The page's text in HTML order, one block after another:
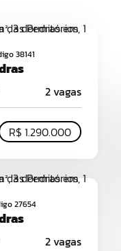
38141
2 vagas
R$ 1.290.000
27654
2 vagas